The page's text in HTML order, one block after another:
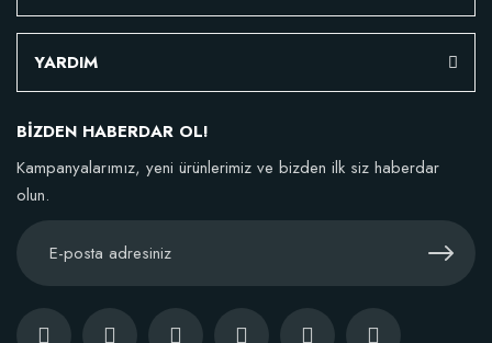
Stokta Yok
YARDIM
BİZDEN HABERDAR OL!
Kampanyalarımız, yeni ürünlerimiz ve bizden ilk siz haberdar
olun.